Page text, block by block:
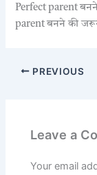
Perfect parent
parent बनने की
PREVIOUS
Leave a
Your email